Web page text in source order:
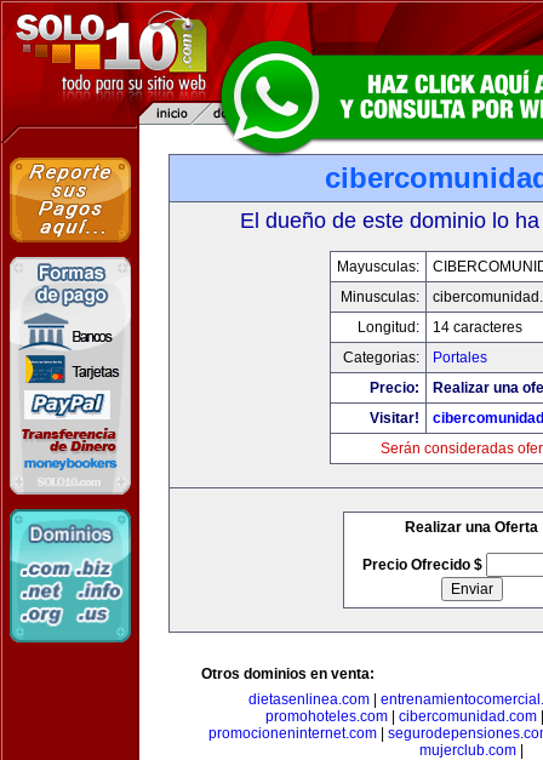
El dueño de este dominio lo
Mayusculas:
Minusculas:
Longitud:
14 caracteres
Categorias:
Portales
Precio:
Realizar una
Visitar!
Serán consideradas
Realizar una Oferta
Precio Ofrecido $
Otros dominios en venta:
dietasenlinea.com|
promohoteles.com
cibercomunidad.com
promocioneninternet.com|
mujerclub.com